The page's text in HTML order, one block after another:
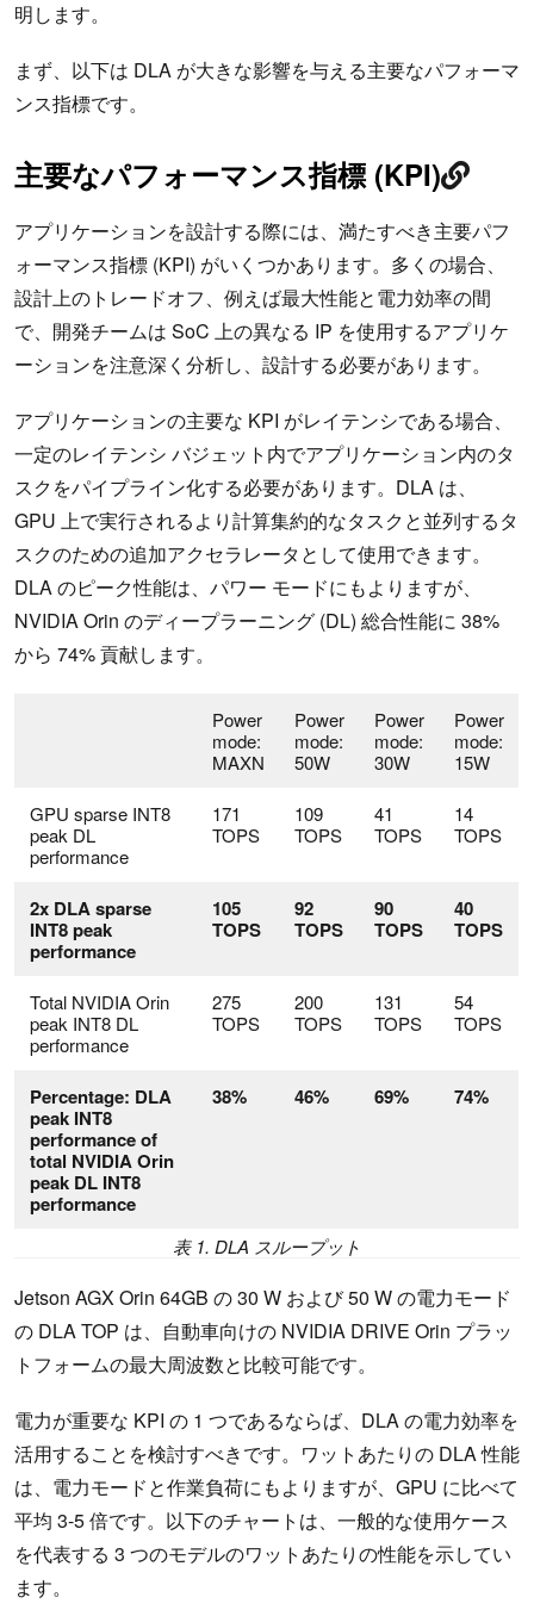
明します。
まず、以下は DLA が大きな影響を与える主要なパフォーマ
ンス指標です。
主要なパフォーマンス指標 (KPI)
アプリケーションを設計する際には、満たすべき主要パフ
ォーマンス指標 (KPI) がいくつかあります。多くの場合、
設計上のトレードオフ、例えば最大性能と電力効率の間
で、開発チームは SoC 上の異なる IP を使用するアプリケ
ーションを注意深く分析し、設計する必要があります。
アプリケーションの主要な KPI がレイテンシである場合、
一定のレイテンシ バジェット内でアプリケーション内のタ
スクをパイプライン化する必要があります。DLA は、
GPU 上で実行されるより計算集約的なタスクと並列するタ
スクのための追加アクセラレータとして使用できます。
DLA のピーク性能は、パワー モードにもよりますが、
NVIDIA Orin のディープラーニング (DL) 総合性能に 38%
から 74% 貢献します。
Power
mode:
MAXN
Power
mode:
50W
Power
mode:
30W
Power
mode:
15W
GPU sparse INT8
peak DL
performance
171
TOPS
109
TOPS
41
TOPS
14
TOPS
2x DLA sparse
INT8 peak
performance
105
TOPS
92
TOPS
90
TOPS
40
TOPS
Total NVIDIA Orin
peak INT8 DL
performance
275
TOPS
200
TOPS
131
TOPS
54
TOPS
Percentage: DLA
peak INT8
performance of
total NVIDIA Orin
peak DL INT8
performance
38% 46% 69% 74%
表 1. DLA スループット
Jetson AGX Orin 64GB の 30 W および 50 W の電力モード
の DLA TOP は、自動車向けの NVIDIA DRIVE Orin プラッ
トフォームの最大周波数と比較可能です。
電力が重要な KPI の 1 つであるならば、DLA の電力効率を
活用することを検討すべきです。ワットあたりの DLA 性能
は、電力モードと作業負荷にもよりますが、GPU に比べて
平均 3-5 倍です。以下のチャートは、一般的な使用ケース
を代表する 3 つのモデルのワットあたりの性能を示してい
ます。